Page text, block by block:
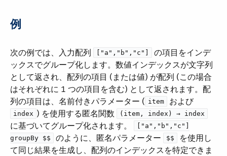
例
次の例では、入力配列 ​ ["a","b","c"]
​ の項目をインデ
ックスでグループ化します。数値インデックスが文字列
として返され、配列の項目 (または値) が配列 (この場合
はそれぞれに 1 つの項目を含む) として返されます。配
列の項目は、名前付きパラメーター (​ item ​ および ​
index ​) を使用する匿名関数 ​ (item, index) → index
に基づいてグループ化されます。
["a","b","c"]
groupBy $$
​ のように、匿名パラメーター ​ $$
​ を使用し
て同じ結果を生成し、配列のインデックスを特定できま